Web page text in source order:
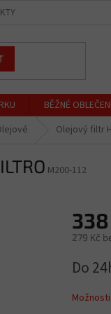
BĚŽNÉ
Olejový filtr
M200-112
279 Kč
cena:
Do